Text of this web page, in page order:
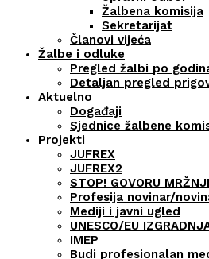
Žalbena komisija
Sekretarijat
Članovi vijeća
Žalbe i odluke
Pregled žalbi po
Detaljan pregled
Aktuelno
Događaji
Sjednice žalbene
Projekti
JUFREX
JUFREX2
STOP! GOVORU
Profesija novinar/
Mediji i javni ugled
UNESCO/EU
IMEP
Budi profesionalan